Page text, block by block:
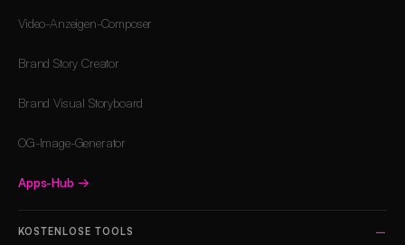
Video-Anzeigen-Composer
Brand Story Creator
Brand Visual Storyboard
OG-Image-Generator
Apps-Hub →
KOSTENLOSE TOOLS